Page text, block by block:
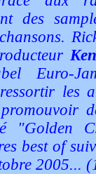
des
Euro-
les
"Golden
best of
2005...